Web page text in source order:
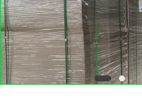
PRIVACIDAD